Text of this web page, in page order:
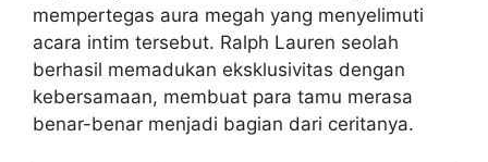
mempertegas aura megah yang menyelimuti
acara intim tersebut. Ralph Lauren seolah
berhasil memadukan eksklusivitas dengan
kebersamaan, membuat para tamu merasa
benar-benar menjadi bagian dari ceritanya.